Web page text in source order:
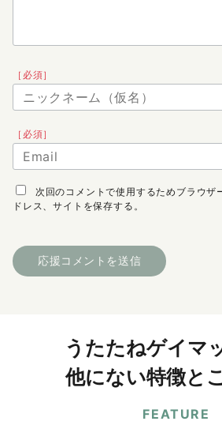
［必須］
［必須］
次回のコメントで使用するためブラウザ
ドレス、サイトを保存する。
うたたねゲイマ
他にない特徴と
FEATURE